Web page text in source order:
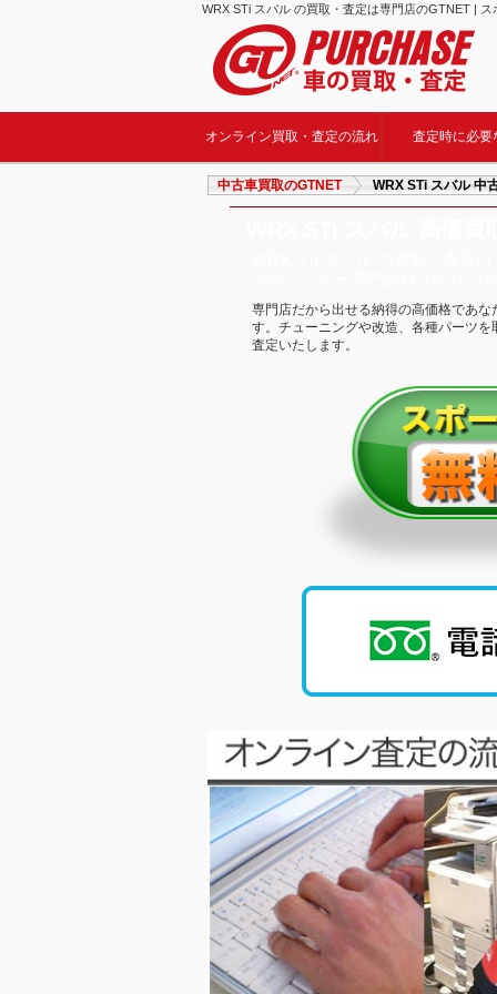
WRX STi スバル の買取・査定は専門店のGTNET |
オンライン買取・査定の流れ 査定時に必要
中古車買取のGTNET WRX STi スバル 中
専門店だから出せる納得の高価格であ
す。チューニングや改造、各種パーツ
査定いたします。